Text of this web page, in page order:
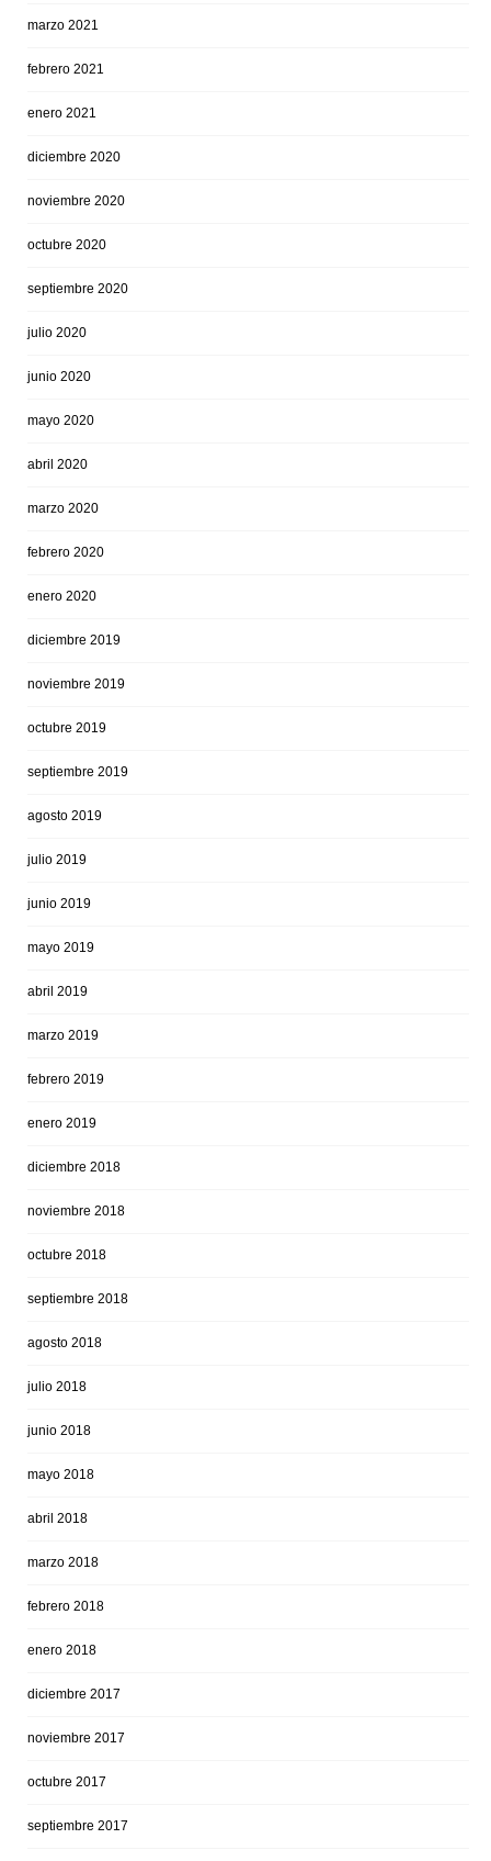
marzo 2021
febrero 2021
enero 2021
diciembre 2020
noviembre 2020
octubre 2020
septiembre 2020
julio 2020
junio 2020
mayo 2020
abril 2020
marzo 2020
febrero 2020
enero 2020
diciembre 2019
noviembre 2019
octubre 2019
septiembre 2019
agosto 2019
julio 2019
junio 2019
mayo 2019
abril 2019
marzo 2019
febrero 2019
enero 2019
diciembre 2018
noviembre 2018
octubre 2018
septiembre 2018
agosto 2018
julio 2018
junio 2018
mayo 2018
abril 2018
marzo 2018
febrero 2018
enero 2018
diciembre 2017
noviembre 2017
octubre 2017
septiembre 2017